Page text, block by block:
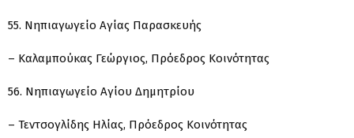
55. Νηπιαγωγείο Αγίας Παρασκευής
– Καλαμπούκας Γεώργιος, Πρόεδρος Κοινότητας
56. Νηπιαγωγείο Αγίου Δημητρίου
– Τεντσογλίδης Ηλίας, Πρόεδρος Κοινότητας